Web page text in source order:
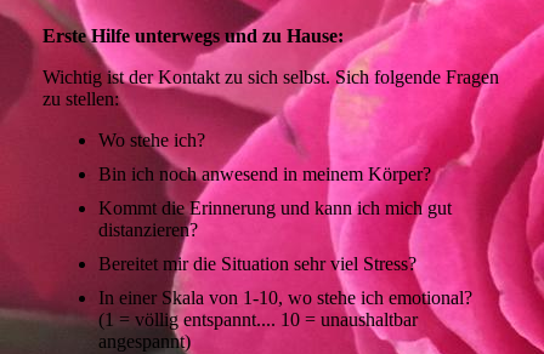
Erste Hilfe unterwegs und zu Hause:
Wichtig ist der Kontakt zu sich selbst. Sich folgende Fragen
zu stellen:
Wo stehe ich?
Bin ich noch anwesend in meinem Körper?
Kommt die Erinnerung und kann ich mich gut
distanzieren?
Bereitet mir die Situation sehr viel Stress?
In einer Skala von 1-10, wo stehe ich emotional?
(1 = völlig entspannt.... 10 = unaushaltbar
angespannt)